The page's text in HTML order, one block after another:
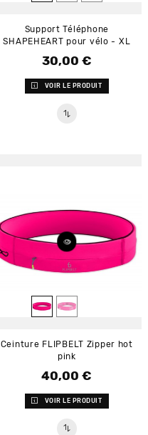
Support Téléphone
SHAPEHEART pour vélo - XL
Prix
30,00 €
VOIR LE PRODUIT
Ceinture FLIPBELT Zipper hot
pink
Prix
40,00 €
VOIR LE PRODUIT